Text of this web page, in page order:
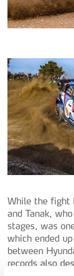
While the fight
and Tanak,
stages, was
which ended
between
records also